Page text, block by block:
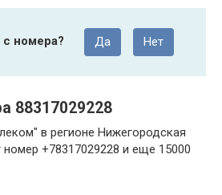
номера? Да Нет
88317029228
в регионе Нижегородская
+78317029228 и еще 15000